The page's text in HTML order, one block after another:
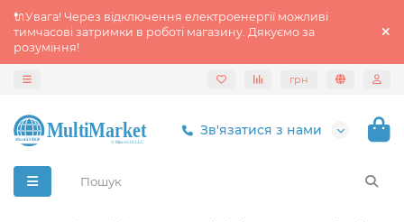
🔌Увага! Через відключення електроенергії можливі
тимчасові затримки в роботі магазину. Дякуємо за
розуміння!
грн
Зв'язатися з нами